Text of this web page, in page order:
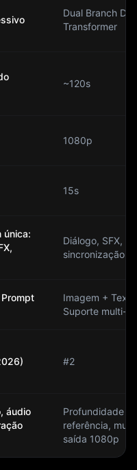
Dual Branch
Transformer
~120s
1080p
15s
única:
Diálogo, SFX,
sincronização
Imagem +
Suporte multi-
#2
áudio
Profundidade
referência,
saída 1080p